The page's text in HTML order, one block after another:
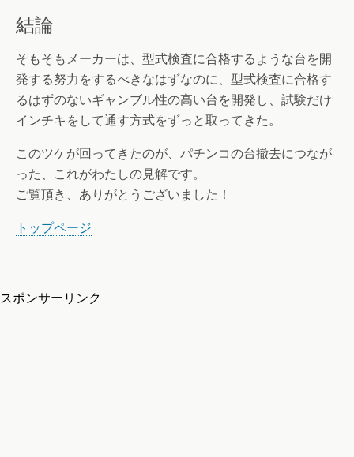
結論
そもそもメーカーは、型式検査に合格するような台を開
発する努力をするべきなはずなのに、型式検査に合格す
るはずのないギャンブル性の高い台を開発し、試験だけ
インチキをして通す方式をずっと取ってきた。
このツケが回ってきたのが、パチンコの台撤去につなが
った、これがわたしの見解です。
ご覧頂き、ありがとうございました！
トップページ
スポンサーリンク